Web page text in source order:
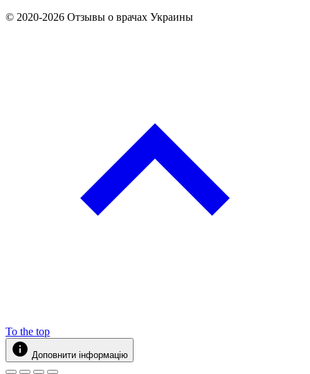
© 2020-2026 Отзывы о врачах Украины
To the top
Доповнити інформацію